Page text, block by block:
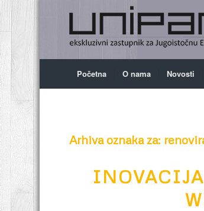
Početna O nama Novosti
Arhiva oznaka za: